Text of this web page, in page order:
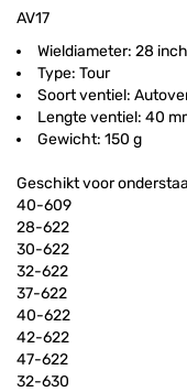
AV17
Wieldiameter: 28 inch
Type: Tour
Soort ventiel:
Lengte ventiel: 40
Gewicht: 150 g
Geschikt voor
40-609
28-622
30-622
32-622
37-622
40-622
42-622
47-622
32-630